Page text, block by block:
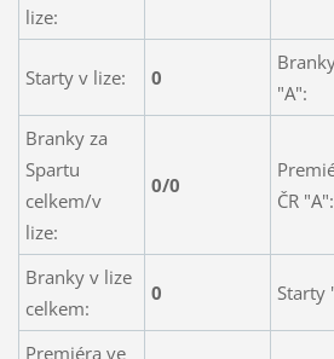
lize:
Starty v lize: 0
"A":
Branky za
Spartu
celkem/v
lize:
0/0
ČR "A":
Branky v lize
celkem:
0 Starty
Premiéra ve